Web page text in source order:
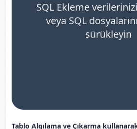
SQL Ekleme verilerinizi
veya SQL
sürükleyin
Tablo Algılama ve Çıkarma